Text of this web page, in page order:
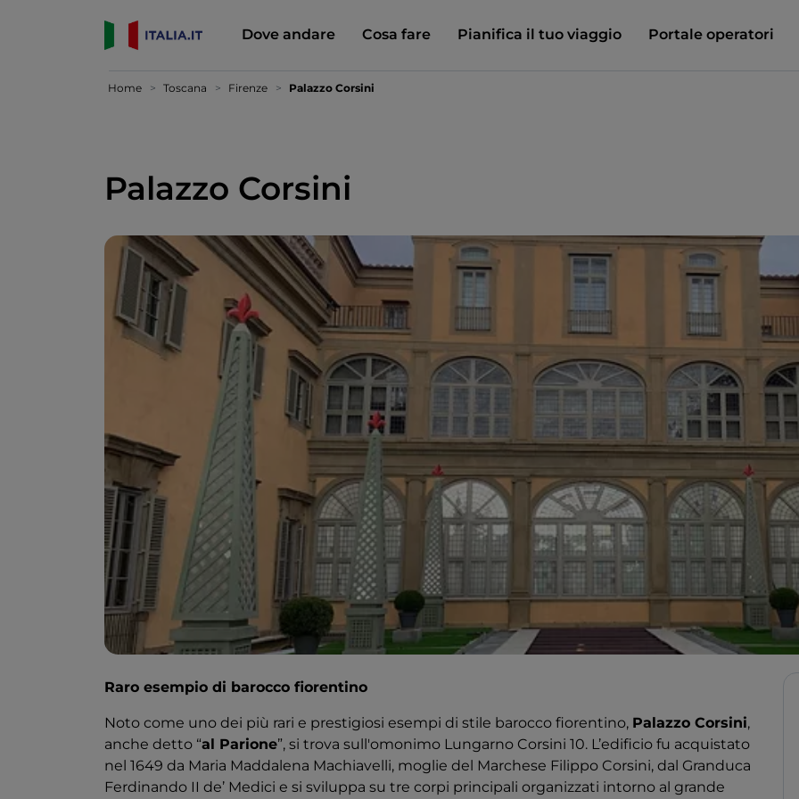
Dove andare Cosa fare Pianifica il tuo viaggio Portale operatori
Home Toscana Firenze Palazzo Corsini
Palazzo Corsini
Raro esempio di barocco fiorentino
Noto come uno dei più rari e prestigiosi esempi di stile barocco fiorentino, Palazzo Corsini,
anche detto “al Parione”, si trova sull'omonimo Lungarno Corsini 10. L’edificio fu acquistato
nel 1649 da Maria Maddalena Machiavelli, moglie del Marchese Filippo Corsini, dal Granduca
Ferdinando II de’ Medici e si sviluppa su tre corpi principali organizzati intorno al grande